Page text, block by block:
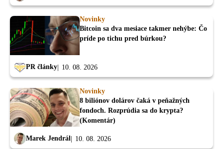
Novinky
Bitcoin sa dva mesiace takmer nehýbe: Čo
príde po tichu pred búrkou?
PR články 10. 08. 2026
Novinky
8 biliónov dolárov čaká v peňažných
fondoch. Rozprúdia sa do krypta?
(Komentár)
Marek Jendrál 10. 08. 2026